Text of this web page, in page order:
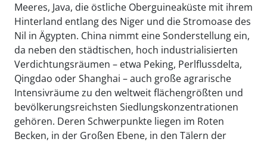
Meeres, Java, die östliche Oberguineaküste mit ihrem
Hinterland entlang des Niger und die Stromoase des
Nil in Ägypten. China nimmt eine Sonderstellung ein,
da neben den städtischen, hoch industrialisierten
Verdichtungsräumen – etwa Peking, Perlflussdelta,
Qingdao oder Shanghai – auch große agrarische
Intensivräume zu den weltweit flächengrößten und
bevölkerungsreichsten Siedlungskonzentrationen
gehören. Deren Schwerpunkte liegen im Roten
Becken, in der Großen Ebene, in den Tälern der